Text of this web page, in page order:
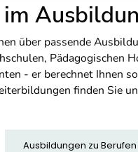
über passende
Pädagogischen
- er berechnet Ihnen
finden Sie
Ausbildungen zu Berufen